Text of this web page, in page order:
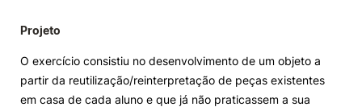
Projeto
O exercício consistiu no desenvolvimento de um objeto a
partir da reutilização/reinterpretação de peças existentes
em casa de cada aluno e que já não praticassem a sua